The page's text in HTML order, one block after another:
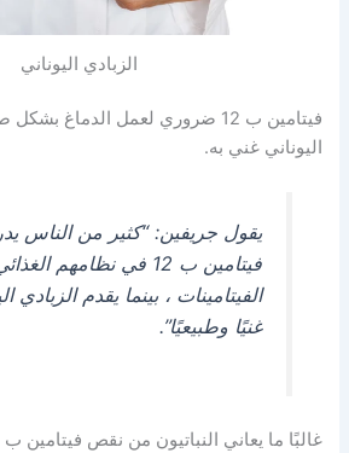
الزبادي اليوناني
فيتامين ب 12 ضروري لعمل الدماغ
اليوناني غني به.
يقول جريفين: “كثير من الناس
فيتامين ب 12 في نظامهم
الفيتامينات ، بينما يقدم الزبادي
غنيًا وطبيعيًا”.